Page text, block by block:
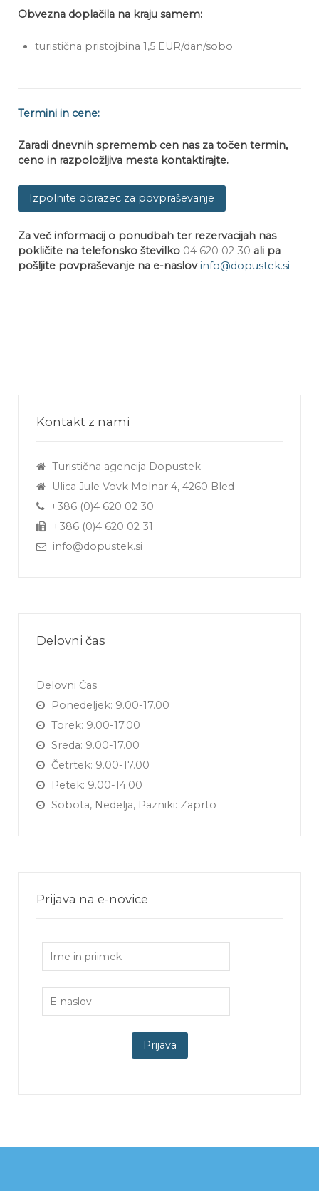
Obvezna doplačila na kraju samem:
turistična pristojbina 1,5 EUR/dan/sobo
Termini in cene:
Zaradi dnevnih sprememb cen nas za točen termin,
ceno in razpoložljiva mesta kontaktirajte.
Izpolnite obrazec za povpraševanje
Za več informacij o ponudbah ter rezervacijah nas
pokličite na telefonsko številko 04 620 02 30 ali pa
pošljite povpraševanje na e-naslovinfo@dopustek.si
Kontakt z nami
Turistična agencija Dopustek
Ulica Jule Vovk Molnar 4, 4260 Bled
+386 (0)4 620 02 30
+386 (0)4 620 02 31
info@dopustek.si
Delovni čas
Delovni Čas
Ponedeljek: 9.00-17.00
Torek: 9.00-17.00
Sreda: 9.00-17.00
Četrtek: 9.00-17.00
Petek: 9.00-14.00
Sobota, Nedelja, Pazniki: Zaprto
Prijava na e-novice